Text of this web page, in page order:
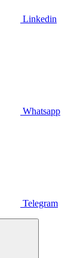
Linkedin
Whatsapp
Telegram